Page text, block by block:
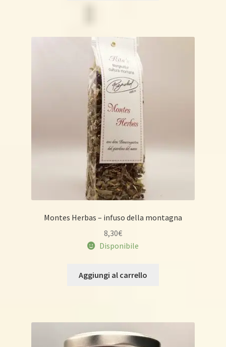
Montes Herbas – infuso della montagna
8,30€
Disponibile
Aggiungi al carrello